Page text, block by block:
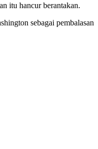
itu hancur berantakan.
sebagai pembalasan